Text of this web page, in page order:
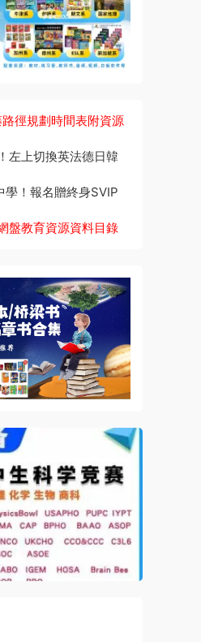
徑規劃時間表附資源
左上切換英法德日韓
！報名贈終身SVIP
盤教育資源資料目錄